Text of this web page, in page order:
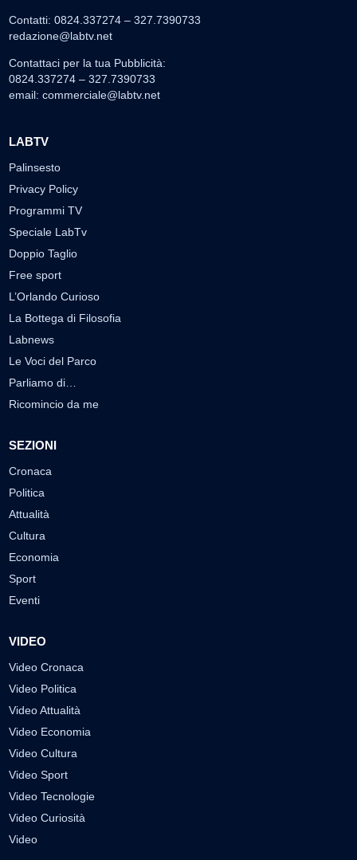
Contatti: 0824.337274 – 327.7390733
redazione@labtv.net
Contattaci per la tua Pubblicità:
0824.337274 – 327.7390733
email: commerciale@labtv.net
LABTV
Palinsesto
Privacy Policy
Programmi TV
Speciale LabTv
Doppio Taglio
Free sport
L’Orlando Curioso
La Bottega di Filosofia
Labnews
Le Voci del Parco
Parliamo di…
Ricomincio da me
SEZIONI
Cronaca
Politica
Attualità
Cultura
Economia
Sport
Eventi
VIDEO
Video Cronaca
Video Politica
Video Attualità
Video Economia
Video Cultura
Video Sport
Video Tecnologie
Video Curiosità
Video